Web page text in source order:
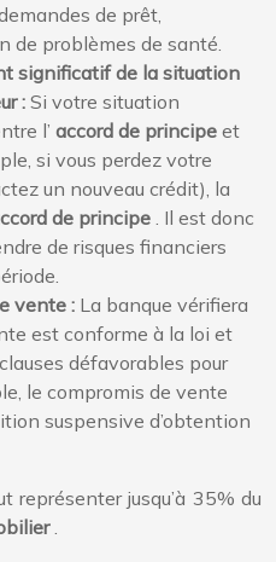
de prêt,
de problèmes de santé.
significatif de la situation
: Si votre situation
l’ accord de principe et
si vous perdez votre
un nouveau crédit), la
de principe . Il est donc
de risques financiers
vente : La banque vérifiera
est conforme à la loi et
défavorables pour
le compromis de vente
suspensive d’obtention
représenter jusqu’à 35% du
.